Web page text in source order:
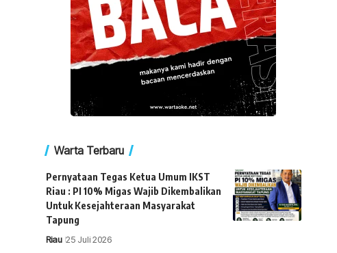
Warta Terbaru
Pernyataan Tegas Ketua Umum IKST
Riau : PI 10% Migas Wajib Dikembalikan
Untuk Kesejahteraan Masyarakat
Tapung
Riau 25 Juli 2026